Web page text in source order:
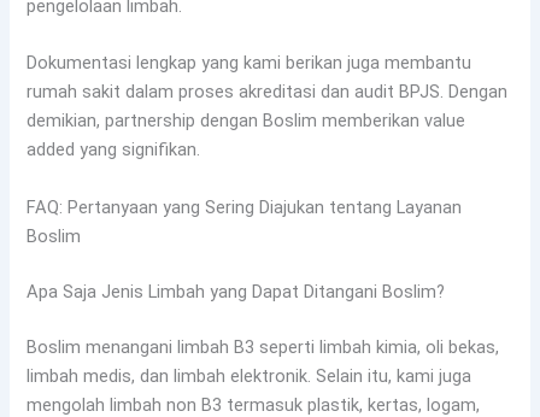
pengelolaan limbah.
Dokumentasi lengkap yang kami berikan juga membantu
rumah sakit dalam proses akreditasi dan audit BPJS. Dengan
demikian, partnership dengan Boslim memberikan value
added yang signifikan.
FAQ: Pertanyaan yang Sering Diajukan tentang Layanan
Boslim
Apa Saja Jenis Limbah yang Dapat Ditangani Boslim?
Boslim menangani limbah B3 seperti limbah kimia, oli bekas,
limbah medis, dan limbah elektronik. Selain itu, kami juga
mengolah limbah non B3 termasuk plastik, kertas, logam,